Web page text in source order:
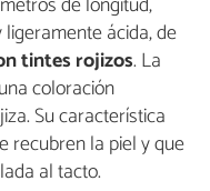
ácida, de
tintes rojizos. La
coloración
Su característica
recubren la piel y que
al tacto.